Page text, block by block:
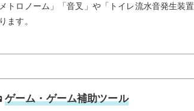
メトロノーム」「音叉」や「トイレ流水音発生装
ます。
ゲーム・ゲーム補助ツール